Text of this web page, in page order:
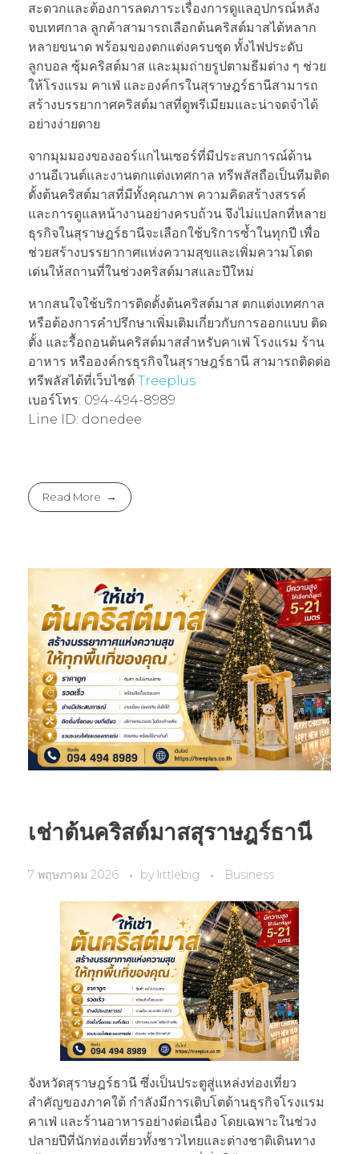
สะดวกและต้องการลดภาระเรื่องการดูแลอุปกรณ์หลัง
จบเทศกาล ลูกค้าสามารถเลือกต้นคริสต์มาสได้หลาก
หลายขนาด พร้อมของตกแต่งครบชุด ทั้งไฟประดับ
ลูกบอล ซุ้มคริสต์มาส และมุมถ่ายรูปตามธีมต่าง ๆ ช่วย
ให้โรงแรม คาเฟ่ และองค์กรในสุราษฎร์ธานีสามารถ
สร้างบรรยากาศคริสต์มาสที่ดูพรีเมียมและน่าจดจำได้
อย่างง่ายดาย
จากมุมมองของออร์แกไนเซอร์ที่มีประสบการณ์ด้าน
งานอีเวนต์และงานตกแต่งเทศกาล ทรีพลัสถือเป็นทีมติด
ตั้งต้นคริสต์มาสที่มีทั้งคุณภาพ ความคิดสร้างสรรค์
และการดูแลหน้างานอย่างครบถ้วน จึงไม่แปลกที่หลาย
ธุรกิจในสุราษฎร์ธานีจะเลือกใช้บริการซ้ำในทุกปี เพื่อ
ช่วยสร้างบรรยากาศแห่งความสุขและเพิ่มความโดด
เด่นให้สถานที่ในช่วงคริสต์มาสและปีใหม่
หากสนใจใช้บริการติดตั้งต้นคริสต์มาส ตกแต่งเทศกาล
หรือต้องการคำปรึกษาเพิ่มเติมเกี่ยวกับการออกแบบ ติด
ตั้ง และรื้อถอนต้นคริสต์มาสสำหรับคาเฟ่ โรงแรม ร้าน
อาหาร หรือองค์กรธุรกิจในสุราษฎร์ธานี สามารถติดต่อ
ทรีพลัสได้ที่เว็บไซต์ Treeplus
เบอร์โทร: 094-494-8989
Line ID: donedee
Read More
เช่าต้นคริสต์มาสสุราษฎร์ธานี
7 พฤษภาคม 2026 by littlebig Business
จังหวัดสุราษฎร์ธานี ซึ่งเป็นประตูสู่แหล่งท่องเที่ยว
สำคัญของภาคใต้ กำลังมีการเติบโตด้านธุรกิจโรงแรม
คาเฟ่ และร้านอาหารอย่างต่อเนื่อง โดยเฉพาะในช่วง
ปลายปีที่นักท่องเที่ยวทั้งชาวไทยและต่างชาติเดินทาง